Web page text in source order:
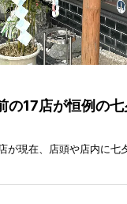
の17店が恒例の
が現在、店頭や店内に七